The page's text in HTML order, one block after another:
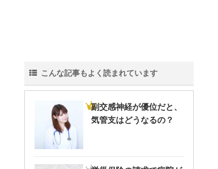
こんな記事もよく読まれています
副交感神経が優位だと、
気管支はどうなるの？